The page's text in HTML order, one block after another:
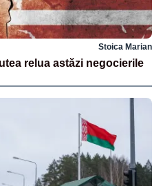
Stoica Marian
relua astăzi negocierile